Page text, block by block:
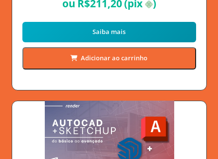
ou R$211,20(pix )
Saiba mais
Adicionar ao carrinho